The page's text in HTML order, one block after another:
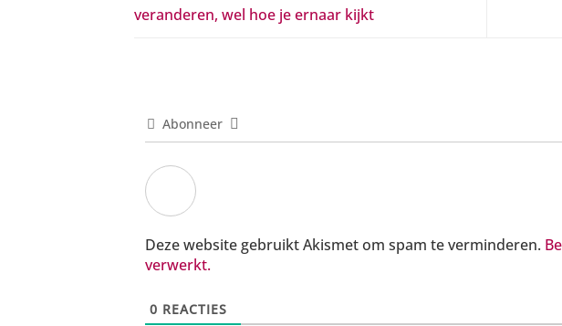
veranderen, wel hoe je ernaar kijkt
Abonneer
Deze website gebruikt Akismet om spam te verminderen.
verwerkt.
0 REACTIES